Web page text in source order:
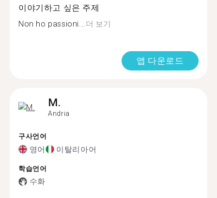
이야기하고 싶은 주제
Non ho passioni...더 보기
앱 다운로드
M.
Andria
구사언어
영어 이탈리아어
학습언어
수화